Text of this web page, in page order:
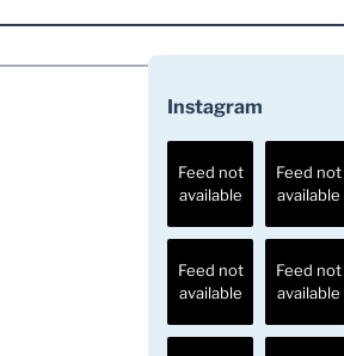
Instagram
Feed not
available
Feed not
available
Feed not
available
Feed not
available